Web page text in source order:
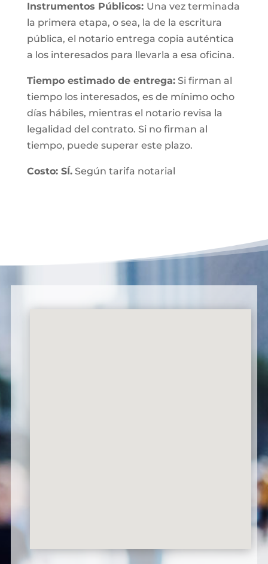
Instrumentos Públicos: Una vez terminada
la primera etapa, o sea, la de la escritura
pública, el notario entrega copia auténtica
a los interesados para llevarla a esa oficina.
Tiempo estimado de entrega:Si firman al
tiempo los interesados, es de mínimo ocho
días hábiles, mientras el notario revisa la
legalidad del contrato. Si no firman al
tiempo, puede superar este plazo.
Costo: SÍ.Según tarifa notarial